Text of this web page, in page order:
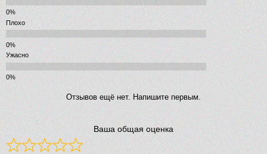
Плохо
Ужасно
Отзывов ещё нет. Напишите первым.
Ваша общая оценка